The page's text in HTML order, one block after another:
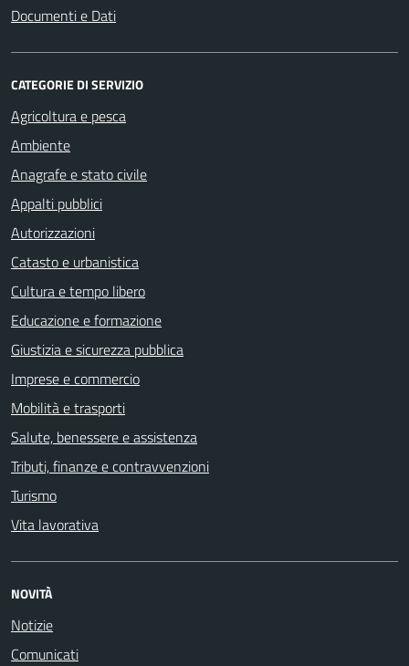
Documenti e Dati
CATEGORIE DI SERVIZIO
Agricoltura e pesca
Ambiente
Anagrafe e stato civile
Appalti pubblici
Autorizzazioni
Catasto e urbanistica
Cultura e tempo libero
Educazione e formazione
Giustizia e sicurezza pubblica
Imprese e commercio
Mobilità e trasporti
Salute, benessere e assistenza
Tributi, finanze e contravvenzioni
Turismo
Vita lavorativa
NOVITÀ
Notizie
Comunicati